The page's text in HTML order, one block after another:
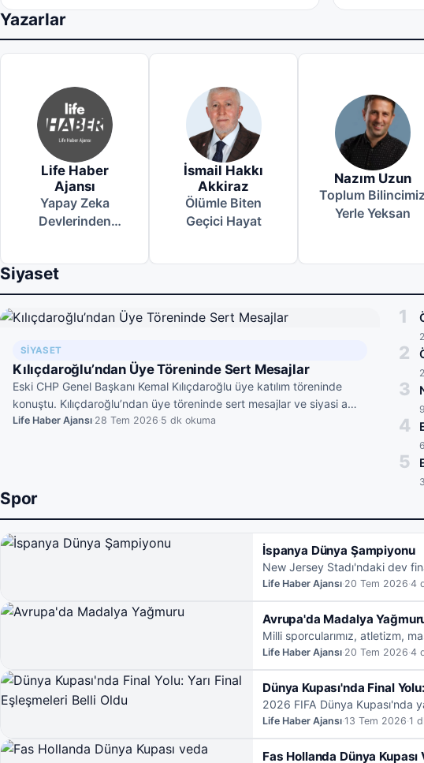
Yazarlar
Life Haber
Ajansı
Yapay Zeka
Devlerinden
İsmail Hakkı
Akkiraz
Ölümle Biten
Geçici Hayat
Nazım Uzun
Toplum Bilincimiz
Yerle Yeksan
Siyaset
SIYASET
Kılıçdaroğlu’ndan Üye Töreninde Sert Mesajlar
Eski CHP Genel Başkanı Kemal Kılıçdaroğlu üye katılım töreninde
konuştu. Kılıçdaroğlu’ndan üye töreninde sert mesajlar ve siyasi a…
Life Haber Ajansı·28 Tem 2026·5 dk okuma
1
2
3
4
5
Spor
İspanya Dünya Şampiyonu
New Jersey Stadı'ndaki dev
eden İspanya Dünya
Life Haber Ajansı·20 Tem 2026·4
Avrupa'da Madalya
Milli sporcularımız, atletizm,
düzenlenen uluslararası
Life Haber Ajansı·20 Tem 2026·4
Dünya Kupası'nda Final
2026 FIFA Dünya Kupası'nda
yükselme mücadelesi verecek
Life Haber Ajansı·13 Tem 2026·1
Fas Hollanda Dünya Kupası